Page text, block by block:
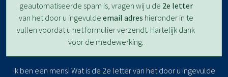
geautomatiseerde spam is, vragen wij u de 2e letter
van het door u ingevulde email adres hieronder in te
vullen voordat u het formulier verzendt. Hartelijk dank
voor de medewerking.
Ik ben een mens! Wat is de 2e letter van het door u ingevulde